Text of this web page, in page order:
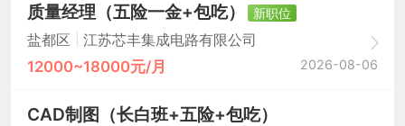
质量经理（五险一金+包吃）
新职位
盐都区
江苏芯丰集成电路有限公司
12000~18000元/月 2026-08-06
CAD制图（长白班+五险+包吃）